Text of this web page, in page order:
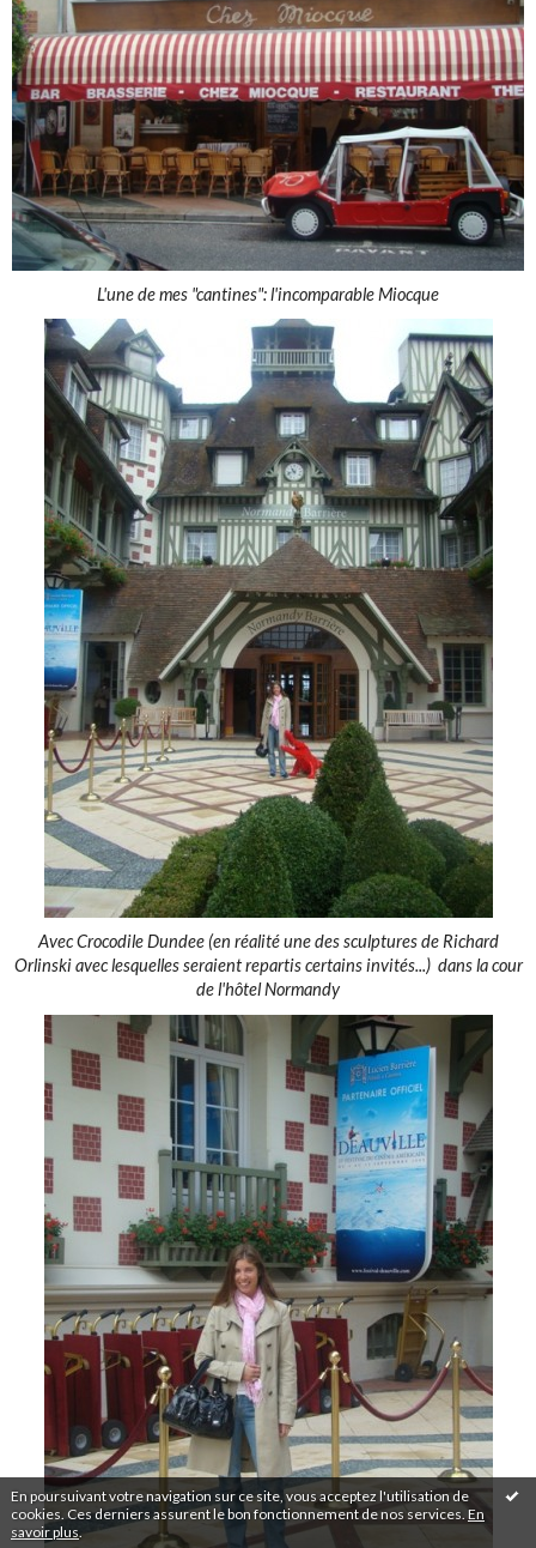
En poursuivant votre navigation sur ce site, vous acceptez l'utilisation de
cookies. Ces derniers assurent le bon fonctionnement de nos services. En
savoir plus.
L'une de mes "cantines": l'incomparable Miocque
Avec Crocodile Dundee (en réalité une des sculptures de Richard
Orlinski avec lesquelles seraient repartis certains invités...) dans la cour
de l'hôtel Normandy